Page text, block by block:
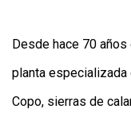
Desde hace 70
planta especializada
Copo, sierras de